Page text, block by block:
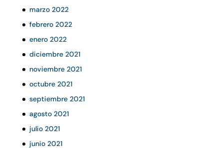
marzo 2022
febrero 2022
enero 2022
diciembre 2021
noviembre 2021
octubre 2021
septiembre 2021
agosto 2021
julio 2021
junio 2021